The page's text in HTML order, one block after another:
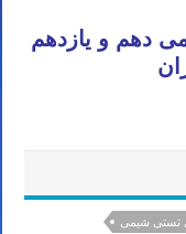
دهم و یازدهم
تستی شیمی